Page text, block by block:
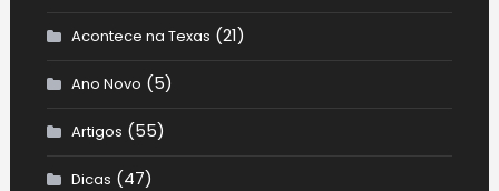
Acontece na Texas (21)
Ano Novo (5)
Artigos (55)
Dicas (47)